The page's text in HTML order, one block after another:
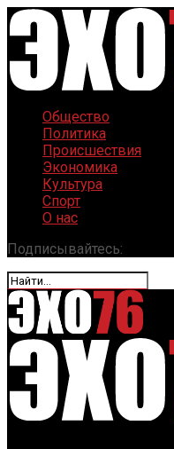
Общество
Политика
Происшествия
Экономика
Культура
Спорт
О нас
Подписывайтесь: